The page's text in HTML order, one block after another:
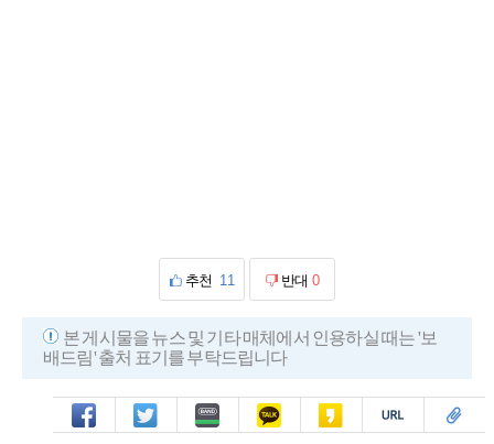
추천 11 반대 0
본 게시물을 뉴스 및 기타 매체에서 인용하실 때는 '보
배드림' 출처 표기를 부탁드립니다
페북 트윗 밴드 카톡 카스 복사 스크랩